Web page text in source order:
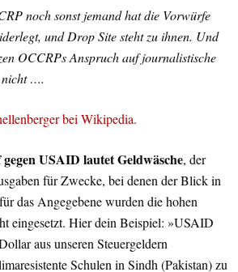
noch sonst jemand hat die Vorwürfe
und Drop Site steht zu ihnen. Und
OCCRPs Anspruch auf journalistische
nicht ….
bei Wikipedia.
USAID lautet Geldwäsche, der
für Zwecke, bei denen der Blick in
das Angegebene wurden die hohen
eingesetzt. Hier dein Beispiel: »USAID
aus unseren Steuergeldern
Schulen in Sindh (Pakistan) zu